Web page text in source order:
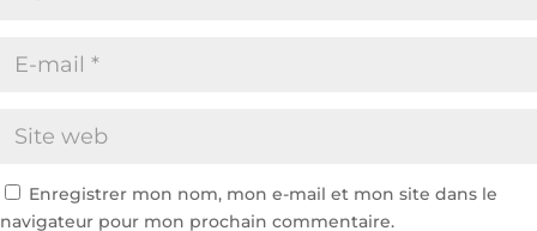
Enregistrer mon nom, mon e-mail et mon site dans le
navigateur pour mon prochain commentaire.